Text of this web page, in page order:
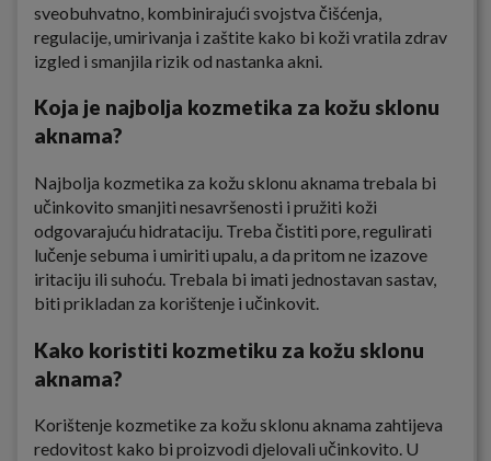
sveobuhvatno, kombinirajući svojstva čišćenja,
regulacije, umirivanja i zaštite kako bi koži vratila zdrav
izgled i smanjila rizik od nastanka akni.
Koja je najbolja kozmetika za kožu sklonu
aknama?
Najbolja kozmetika za kožu sklonu aknama trebala bi
učinkovito smanjiti nesavršenosti i pružiti koži
odgovarajuću hidrataciju. Treba čistiti pore, regulirati
lučenje sebuma i umiriti upalu, a da pritom ne izazove
iritaciju ili suhoću. Trebala bi imati jednostavan sastav,
biti prikladan za korištenje i učinkovit.
Kako koristiti kozmetiku za kožu sklonu
aknama?
Korištenje kozmetike za kožu sklonu aknama zahtijeva
redovitost kako bi proizvodi djelovali učinkovito. U